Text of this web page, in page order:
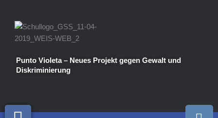
springen
Punto Violeta – Neues Projekt gegen Gewalt und
Diskriminierung
I